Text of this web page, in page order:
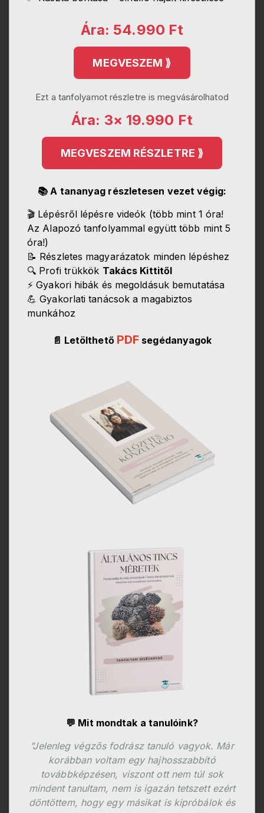
Ára: 54.990 Ft
MEGVESZEM ⟫
Ezt a tanfolyamot részletre is megvásárolhatod
Ára: 3× 19.990 Ft
MEGVESZEM RÉSZLETRE ⟫
📚 A tananyag részletesen vezet végig:
🎬 Lépésről lépésre videók (több mint 1 óra!
Az Alapozó tanfolyammal együtt több mint 5
óra!)
📝 Részletes magyarázatok minden lépéshez
🔍 Profi trükkök Takács Kittitől
⚡ Gyakori hibák és megoldásuk bemutatása
💪 Gyakorlati tanácsok a magabiztos
munkához
📄 Letölthető PDF segédanyagok
💬 Mit mondtak a tanulóink?
"Jelenleg végzős fodrász tanuló vagyok. Már
korábban voltam egy hajhosszabbító
továbbképzésen, viszont ott nem túl sok
mindent tanultam, nem is igazán tetszett ezért
döntöttem, hogy egy másikat is kipróbálok és